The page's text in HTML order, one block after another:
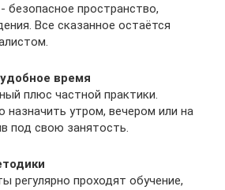
безопасное пространство,
Все сказанное остаётся
время
плюс частной практики.
назначить утром, вечером или на
под свою занятость.
регулярно проходят обучение,